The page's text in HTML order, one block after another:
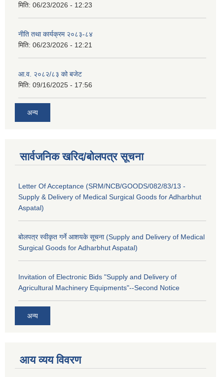
मिति: 06/23/2026 - 12:23
नीति तथा कार्यक्रम २०८३-८४
मिति: 06/23/2026 - 12:21
आ.व. २०८२/८३ को बजेट
मिति: 09/16/2025 - 17:56
अन्य
सार्वजनिक खरिद/बोलपत्र सूचना
Letter Of Acceptance (SRM/NCB/GOODS/082/83/13 -
Supply & Delivery of Medical Surgical Goods for Adharbhut
Aspatal)
बोलपत्र स्वीकृत गर्ने आशयके सूचना (Supply and Delivery of Medical
Surgical Goods for Adharbhut Aspatal)
Invitation of Electronic Bids "Supply and Delivery of
Agricultural Machinery Equipments"--Second Notice
अन्य
आय व्यय विवरण